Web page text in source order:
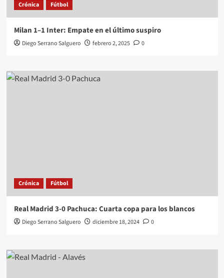
Crónica Fútbol
Milan 1–1 Inter: Empate en el último suspiro
Diego Serrano Salguero febrero 2, 2025 0
Crónica Fútbol
Real Madrid 3-0 Pachuca: Cuarta copa para los blancos
Diego Serrano Salguero diciembre 18, 2024 0